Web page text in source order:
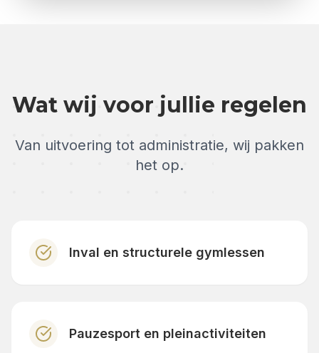
Wat wij voor jullie regelen
Van uitvoering tot administratie, wij pakken
het op.
Inval en structurele gymlessen
Pauzesport en pleinactiviteiten